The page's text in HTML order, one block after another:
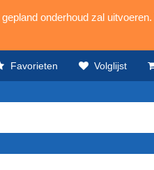
gepland onderhoud zal
Favorieten Volglijst